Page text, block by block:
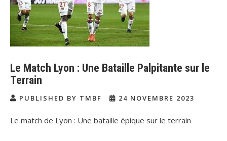
Le Match Lyon : Une Bataille Palpitante sur le
Terrain
PUBLISHED BY TMBF 24 NOVEMBRE 2023
Le match de Lyon : Une bataille épique sur le terrain